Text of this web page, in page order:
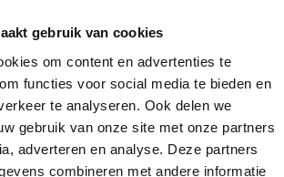
gebruik van cookies
om content en advertenties te
functies voor social media te bieden en
te analyseren. Ook delen we
gebruik van onze site met onze partners
adverteren en analyse. Deze partners
combineren met andere informatie
btw en verzendkosten in Nederland)
bij Wilco en binden bij Van Mierlo (zie
Jonker
bij Wilco en Van Mierlo
werd het binnenwerk van de 2026-